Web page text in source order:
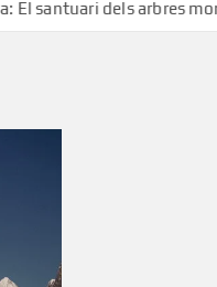
dels arbres monumentals